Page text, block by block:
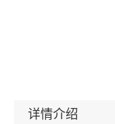
详情介绍